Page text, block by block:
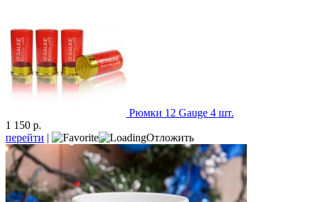
Рюмки 12 Gauge 4 шт.
1 150 р.
перейти | Отложить